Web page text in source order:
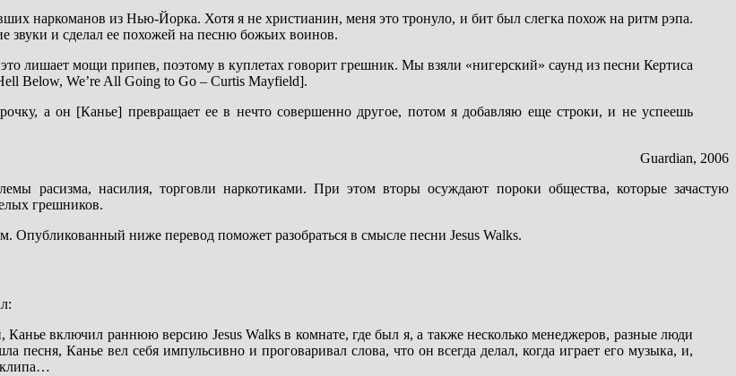
наркоманов из Нью-Йорка. Хотя я не христианин, меня это тронуло, и бит был слегка похож на ритм рэпа.
звуки и сделал ее похожей на песню божьих воинов.
лишает мощи припев, поэтому в куплетах говорит грешник. Мы взяли «нигерский» саунд из песни Кертиса
Below, We’re All Going to Go – Curtis Mayfield].
а он [Канье] превращает ее в нечто совершенно другое, потом я добавляю еще строки, и не успеешь
Guardian, 2006
расизма, насилия, торговли наркотиками. При этом вторы осуждают пороки общества, которые зачастую
грешников.
Опубликованный ниже перевод поможет разобраться в смысле песни Jesus Walks.
включил раннюю версию Jesus Walks в комнате, где был я, а также несколько менеджеров, разные люди
песня, Канье вел себя импульсивно и проговаривал слова, что он всегда делал, когда играет его музыка, и,